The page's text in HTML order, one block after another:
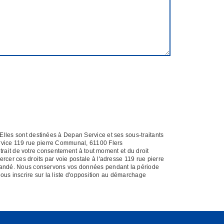
sont destinées à Depan Service et ses sous-traitants
119 rue pierre Communal, 61100 Flers
de votre consentement à tout moment et du droit
ces droits par voie postale à l'adresse 119 rue pierre
Nous conservons vos données pendant la période
inscrire sur la liste d'opposition au démarchage